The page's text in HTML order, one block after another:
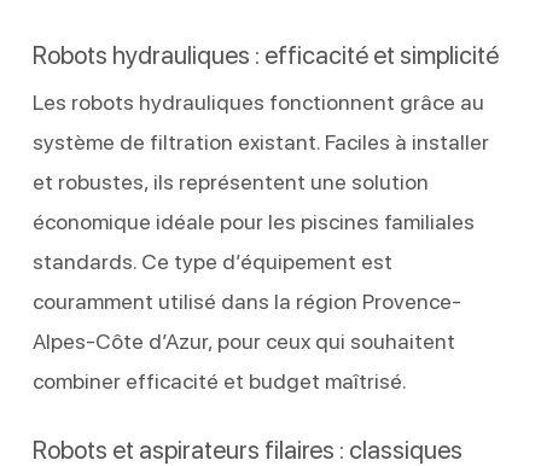
Robots hydrauliques : efficacité et simplicité
Les robots hydrauliques fonctionnent grâce au
système de filtration existant. Faciles à installer
et robustes, ils représentent une solution
économique idéale pour les piscines familiales
standards. Ce type d’équipement est
couramment utilisé dans la région Provence-
Alpes-Côte d’Azur, pour ceux qui souhaitent
combiner efficacité et budget maîtrisé.
Robots et aspirateurs filaires : classiques